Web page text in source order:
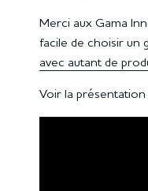
Merci aux Gama
facile de choisir un
avec autant de
Voir la présentation